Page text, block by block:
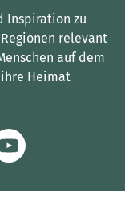
Inspiration zu
relevant
auf dem
Heimat